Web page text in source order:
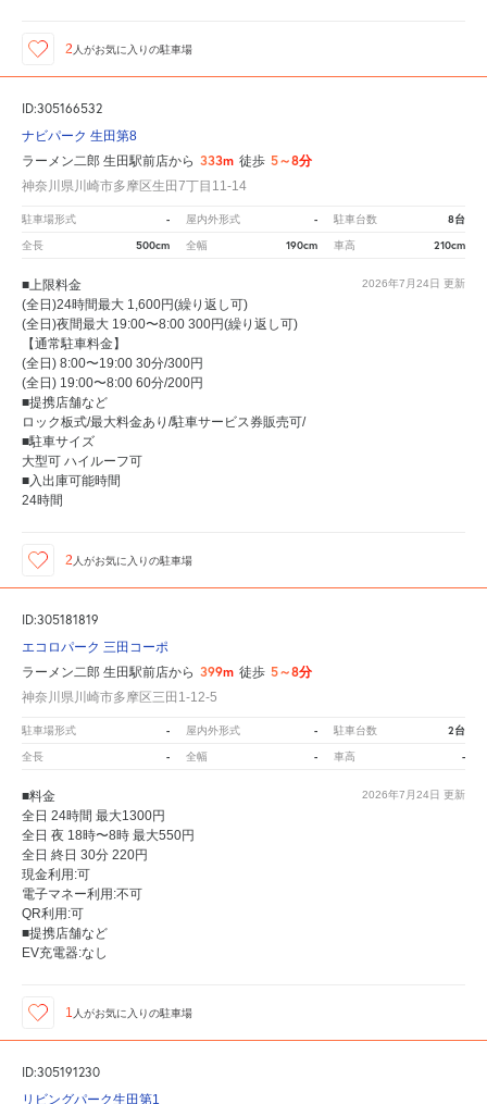
2 人がお気に入りの駐車場
ID:305166532
ナビパーク 生田第8
ラーメン二郎 生田駅前店から 333m 徒歩 5～8分
神奈川県川崎市多摩区生田7丁目11-14
駐車場形式 - 屋内外形式 - 駐車台数 8台
全長 500cm 全幅 190cm 車高 210cm
2026年7月24日 更新
■上限料金
(全日)24時間最大 1,600円(繰り返し可)
(全日)夜間最大 19:00〜8:00 300円(繰り返し可)
【通常駐車料金】
(全日) 8:00〜19:00 30分/300円
(全日) 19:00〜8:00 60分/200円
■提携店舗など
ロック板式/最大料金あり/駐車サービス券販売可/
■駐車サイズ
大型可 ハイルーフ可
■入出庫可能時間
24時間
2 人がお気に入りの駐車場
ID:305181819
エコロパーク 三田コーポ
ラーメン二郎 生田駅前店から 399m 徒歩 5～8分
神奈川県川崎市多摩区三田1-12-5
駐車場形式 - 屋内外形式 - 駐車台数 2台
全長 - 全幅 - 車高 -
2026年7月24日 更新
■料金
全日 24時間 最大1300円
全日 夜 18時〜8時 最大550円
全日 終日 30分 220円
現金利用:可
電子マネー利用:不可
QR利用:可
■提携店舗など
EV充電器:なし
1 人がお気に入りの駐車場
ID:305191230
リビングパーク生田第1